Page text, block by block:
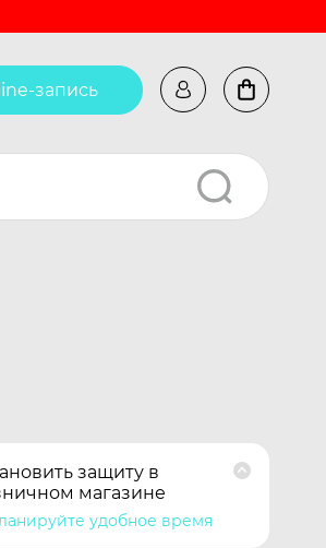
запись
защиту в
магазине
удобное время